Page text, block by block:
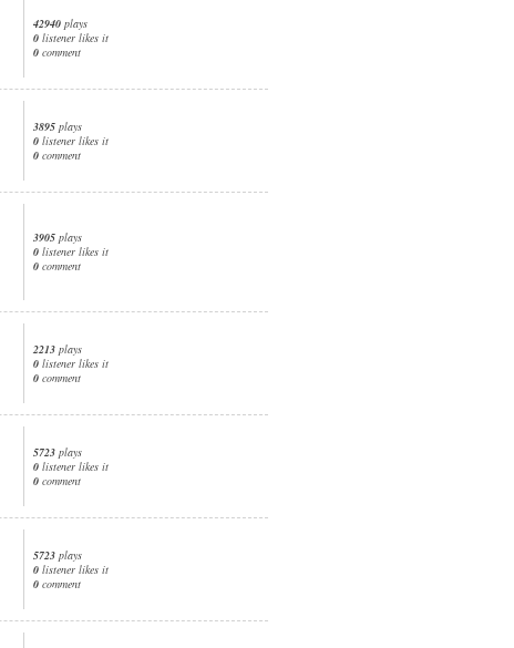
42940 plays
0 listener likes it
0 comment
3895 plays
0 listener likes it
0 comment
3905 plays
0 listener likes it
0 comment
2213 plays
0 listener likes it
0 comment
5723 plays
0 listener likes it
0 comment
5723 plays
0 listener likes it
0 comment